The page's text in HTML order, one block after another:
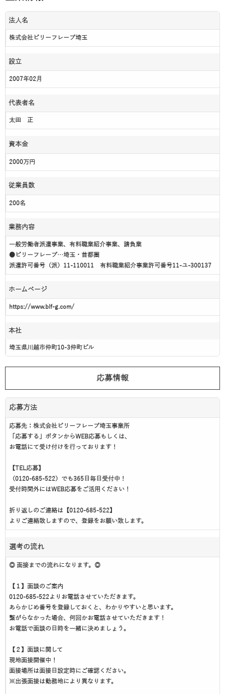
法人名
株式会社ビリーフレーブ埼玉
設立
2007年02月
代表者名
太田 正
資本金
2000万円
従業員数
200名
業務内容
一般労働者派遣事業、有料職業紹介事業、請負業
●ビリーフレーブ…埼玉・首都圏
派遣許可番号（派）11-110011 有料職業紹介事業許可番号11-ユ-300137
ホームページ
https://www.blf-g.com/
本社
埼玉県川越市仲町10-3仲町ビル
応募情報
応募方法
応募先：株式会社ビリーフレーブ埼玉事業所
「応募する」ボタンからWEB応募もしくは、
お電話にて受け付けを行っております！
【TEL応募】
（0120-685-522）でも365日毎日受付中！
受付時間外にはWEB応募をご活用ください！
折り返しのご連絡は【0120-685-522】
よりご連絡致しますので、登録をお願い致します。
選考の流れ
◎ 面接までの流れになります。◎
【１】面談のご案内
0120-685-522よりお電話させていただきます。
あらかじめ番号を登録しておくと、わかりやすいと思います。
繋がらなかった場合、何回かお電話させていただきます！
お電話で面談の日時を一緒に決めましょう。
【２】面談に関して
現地面接開催中！
面接場所は面接日設定時にご確認ください。
※出張面接は勤務地により異なります。